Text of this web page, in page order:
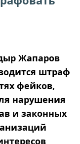
Жапаров
штраф
фейков,
нарушения
и законных